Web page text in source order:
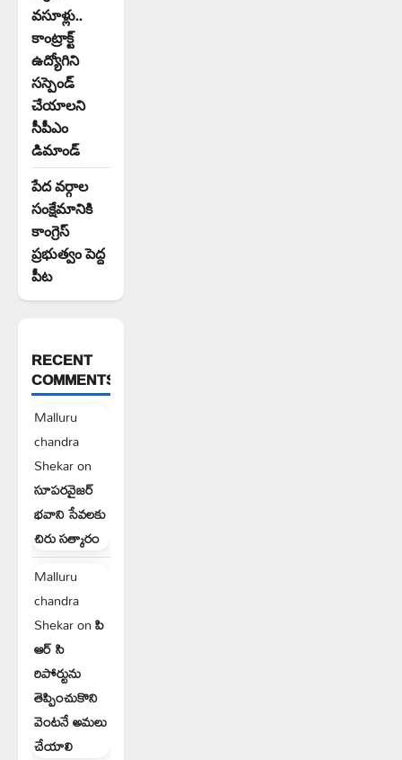
వసూళ్లు..
కాంట్రాక్ట్
ఉద్యోగిని
సస్పెండ్
చేయాలని
సీపీఎం
డిమాండ్
పేద వర్గాల
సంక్షేమానికి
కాంగ్రెస్
ప్రభుత్వం పెద్ద
పీట
RECENT
COMMENTS
Malluru
chandra
Shekaron
సూపరవైజర్
భవాని సేవలకు
చిరు సత్కారం
Malluru
chandra
Shekaronపి
ఆర్ సి
రిపోర్టును
తెప్పించుకొని
వెంటనే అమలు
చేయాలి